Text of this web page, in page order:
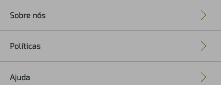
Sobre nós
Políticas
Ajuda